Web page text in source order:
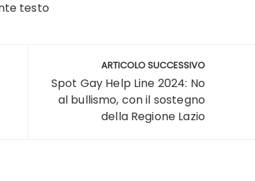
ARTICOLO SUCCESSIVO
Spot Gay Help Line 2024: No
al bullismo, con il sostegno
della Regione Lazio